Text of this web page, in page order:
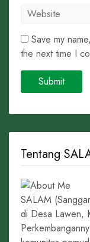
Save my
the next time I
Tentang
SALAM
di Desa Lawen,